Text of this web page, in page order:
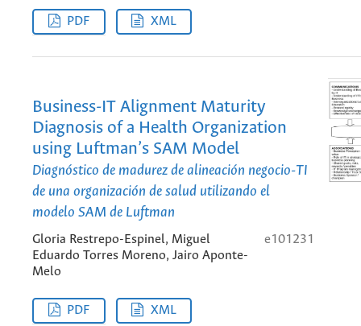
PDF XML
Business-IT Alignment Maturity
Diagnosis of a Health Organization
using Luftman’s SAM Model
Diagnóstico de madurez de alineación negocio-TI
de una organización de salud utilizando el
modelo SAM de Luftman
Gloria Restrepo-Espinel, Miguel
Eduardo Torres Moreno, Jairo Aponte-
Melo
e101231
PDF XML